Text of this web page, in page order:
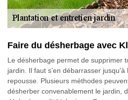
Faire du désherbage avec
Le désherbage permet de supprimer
jardin. Il faut s’en débarrasser
repousse. Plusieurs méthodes
désherber convenablement le jardin,